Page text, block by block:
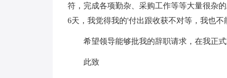
符，完成各项勤杂、采购工作等等大量很杂
6天，我觉得我的'付出跟收获不对等，我也
希望领导能够批我的辞职请求，在我正式
此致